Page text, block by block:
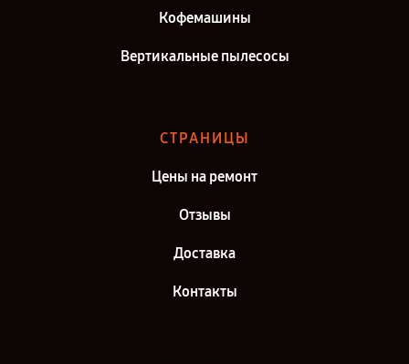
Кофемашины
Вертикальные пылесосы
СТРАНИЦЫ
Цены на ремонт
Отзывы
Доставка
Контакты